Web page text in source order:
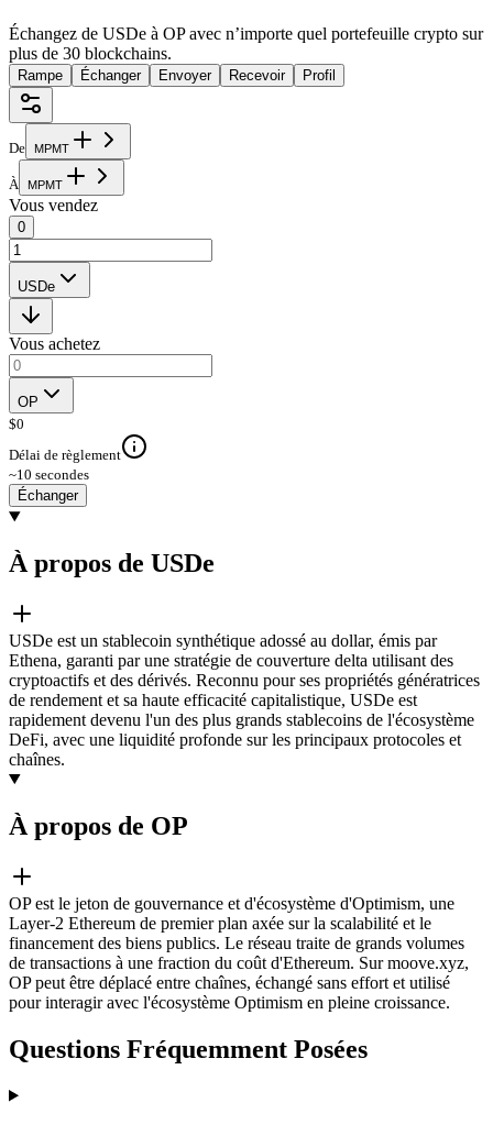
Échangez de USDe à OP avec n’importe quel portefeuille crypto sur
plus de 30 blockchains.
Rampe Échanger Envoyer Recevoir Profil
De MPMT
À MPMT
Vous vendez
0
USDe
Vous achetez
OP
$0
Délai de règlement
~10 secondes
Échanger
À propos de USDe
USDe est un stablecoin synthétique adossé au dollar, émis par
Ethena, garanti par une stratégie de couverture delta utilisant des
cryptoactifs et des dérivés. Reconnu pour ses propriétés génératrices
de rendement et sa haute efficacité capitalistique, USDe est
rapidement devenu l'un des plus grands stablecoins de l'écosystème
DeFi, avec une liquidité profonde sur les principaux protocoles et
chaînes.
À propos de OP
OP est le jeton de gouvernance et d'écosystème d'Optimism, une
Layer-2 Ethereum de premier plan axée sur la scalabilité et le
financement des biens publics. Le réseau traite de grands volumes
de transactions à une fraction du coût d'Ethereum. Sur moove.xyz,
OP peut être déplacé entre chaînes, échangé sans effort et utilisé
pour interagir avec l'écosystème Optimism en pleine croissance.
Questions Fréquemment Posées